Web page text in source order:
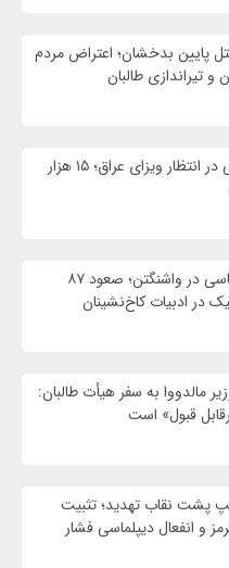
پایین بدخشان؛ اعتراض مردم
تیراندازی طالبان
زائران افغانستانی در انتظار ویزای عراق؛ ۱۵ هزار
سقوط اخلاق سیاسی در واشنگتن؛ صعود ۸۷
در ادبیات کاخ‌نشینان
مالدووا به سفر هیأت طالبان:
قبول» است
پشت نقاب تهدید؛ تثبیت
و انفعال دیپلماسی فشار